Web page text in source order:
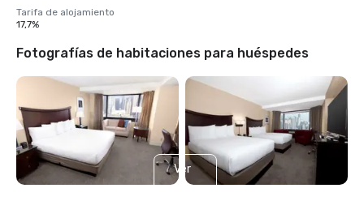
Tarifa de alojamiento
17,7%
Fotografías de habitaciones para huéspedes
Ver
4